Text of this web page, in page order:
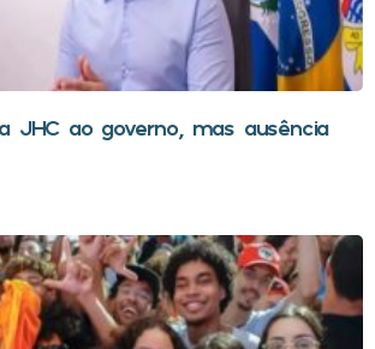
JHC ao governo, mas ausência